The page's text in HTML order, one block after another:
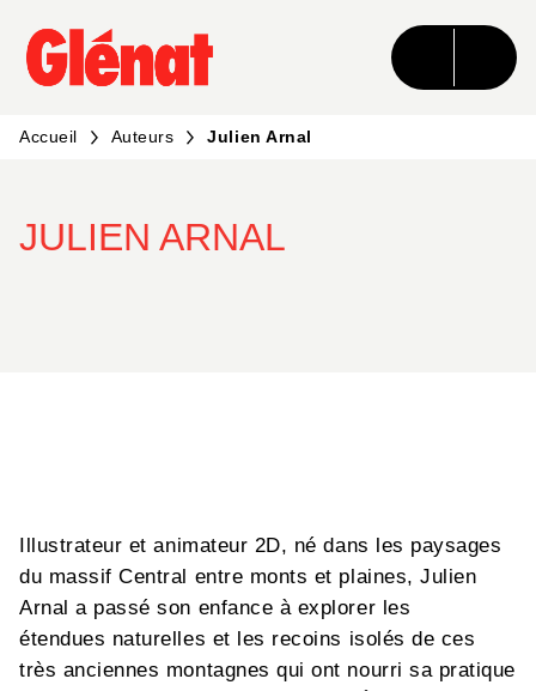
MENU RECHERCHE CONTENU
PIED DE PAGE
Accueil Auteurs Julien Arnal
JULIEN ARNAL
Illustrateur et animateur 2D, né dans les paysages
du massif Central entre monts et plaines, Julien
Arnal a passé son enfance à explorer les
étendues naturelles et les recoins isolés de ces
très anciennes montagnes qui ont nourri sa pratique